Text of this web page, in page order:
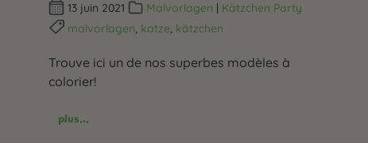
13 juin 2021 Malvorlagen | Kätzchen Party
malvorlagen katze kätzchen
Trouve ici un de nos superbes modèles à
colorier!
plus...